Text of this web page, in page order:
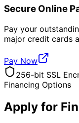
Secure Online
Pay your
major credit cards
Pay Now
256-bit SSL
Financing Options
Apply for